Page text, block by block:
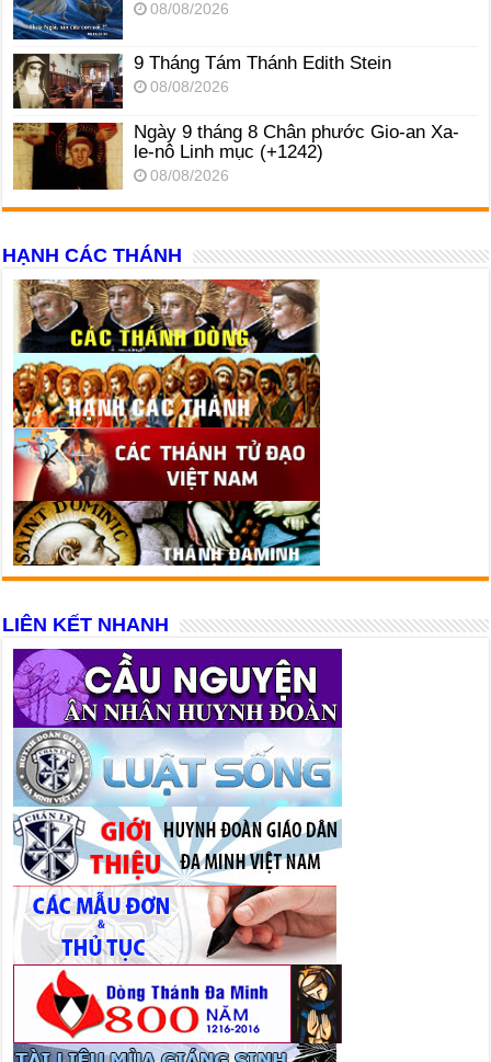
08/08/2026
9 Tháng Tám Thánh Edith Stein
08/08/2026
Ngày 9 tháng 8 Chân phước Gio-an Xa-
le-nô Linh mục (+1242)
08/08/2026
HẠNH CÁC THÁNH
LIÊN KẾT NHANH